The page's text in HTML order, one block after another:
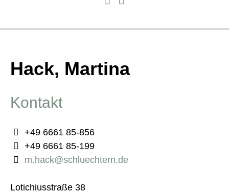
Hack, Martina
Kontakt
+49 6661 85-856
+49 6661 85-199
m.hack@schluechtern.de
Lotichiusstraße 38